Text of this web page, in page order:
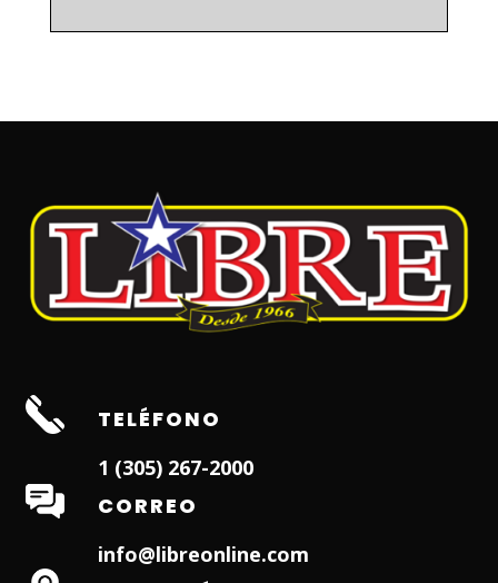
TELÉFONO
1 (305) 267-2000
CORREO
info@libreonline.com